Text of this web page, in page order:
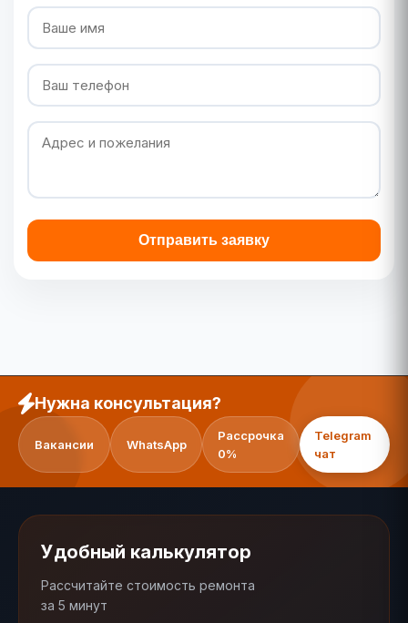
Отправить заявку
Нужна консультация?
Вакансии WhatsApp
Рассрочка
0%
Telegram
чат
Удобный калькулятор
Рассчитайте стоимость ремонта
за 5 минут